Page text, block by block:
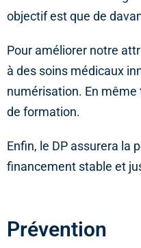
objectif est que de
Pour améliorer notre
à des soins médicaux
numérisation. En
de formation.
Enfin, le DP assurera la
financement stable et
Prévention